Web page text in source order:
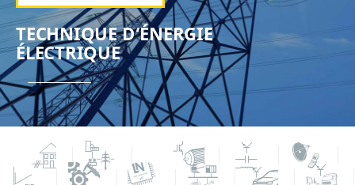
TECHNIQUE D‘ÉNERGIE
ÉLECTRIQUE